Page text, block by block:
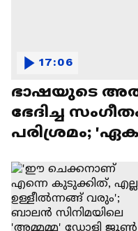
ഭാഷയുടെ
ഭേദിച്ച
പരിശ്രമം;
17:06